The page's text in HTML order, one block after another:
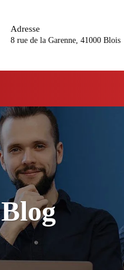
Adresse
8 rue de la Garenne, 41000 Blois
Blog